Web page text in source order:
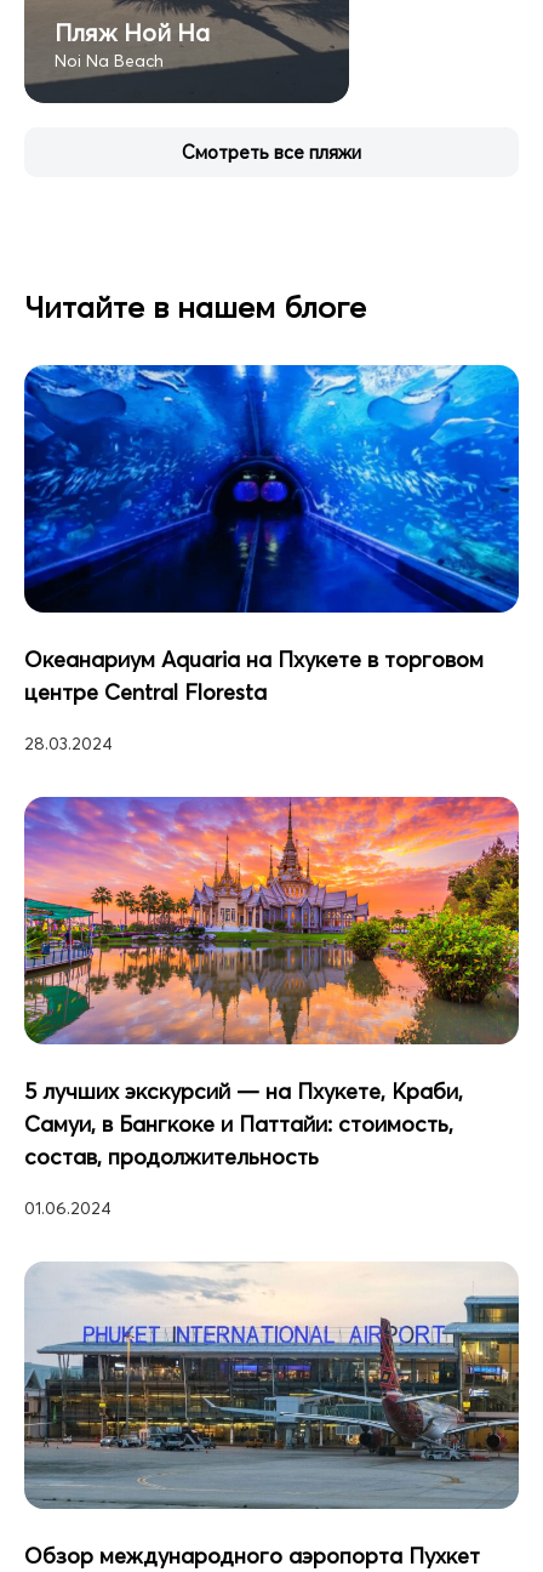
Пляж Ной На
Noi Na Beach
Смотреть все пляжи
Читайте в нашем блоге
Океанариум Aquaria на Пхукете в торговом
центре Central Floresta
28.03.2024
5 лучших экскурсий — на Пхукете, Краби,
Самуи, в Бангкоке и Паттайи: стоимость,
состав, продолжительность
01.06.2024
Обзор международного аэропорта Пухкет